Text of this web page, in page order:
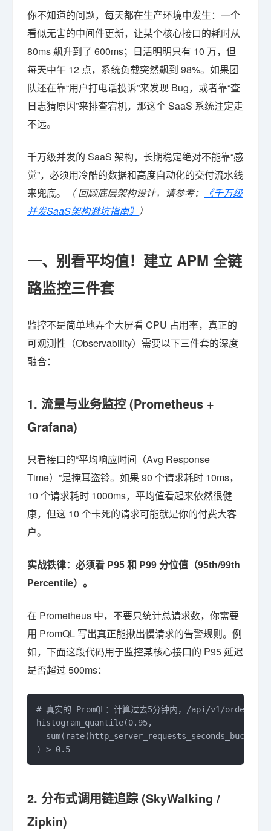
你不知道的问题，每天都在生产环境中发生：一个
看似无害的中间件更新，让某个核心接口的耗时从
80ms 飙升到了 600ms；日活明明只有 10 万，但
每天中午 12 点，系统负载突然飙到 98%。如果团
队还在靠“用户打电话投诉”来发现 Bug，或者靠“查
日志猜原因”来排查宕机，那这个 SaaS 系统注定走
不远。
千万级并发的 SaaS 架构，长期稳定绝对不能靠“感
觉”，必须用冷酷的数据和高度自动化的交付流水线
来兜底。
（ 回顾底层架构设计，请参考：
《千万级
并发SaaS架构避坑指南》 ）
一、别看平均值！建立 APM 全链
路监控三件套
监控不是简单地弄个大屏看 CPU 占用率，真正的
可观测性（Observability）需要以下三件套的深度
融合：
1. 流量与业务监控 (Prometheus +
Grafana)
只看接口的“平均响应时间（Avg Response
Time）”是掩耳盗铃。如果 90 个请求耗时 10ms，
10 个请求耗时 1000ms，平均值看起来依然很健
康，但这 10 个卡死的请求可能就是你的付费大客
户。
实战铁律：必须看 P95 和 P99 分位值（95th/99th
Percentile）。
在 Prometheus 中，不要只统计总请求数，你需要
用 PromQL 写出真正能揪出慢请求的告警规则。例
如，下面这段代码用于监控某核心接口的 P95 延迟
是否超过 500ms：
# 真实的 PromQL：计算过去5分钟内，/api/v1/orders 接
histogram_quantile(0.95,
) > 0.5
2. 分布式调用链追踪 (SkyWalking /
Zipkin)